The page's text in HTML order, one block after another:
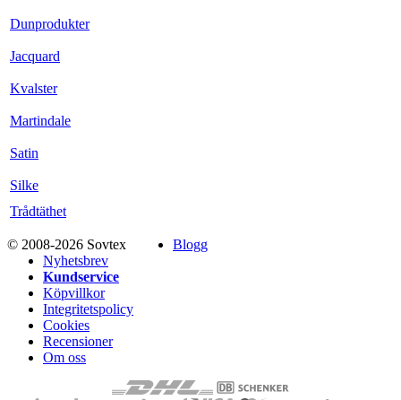
Dunprodukter
Jacquard
Kvalster
Martindale
Satin
Silke
Trådtäthet
© 2008-2026 Sovtex
Blogg
Nyhetsbrev
Kundservice
Köpvillkor
Integritetspolicy
Cookies
Recensioner
Om oss